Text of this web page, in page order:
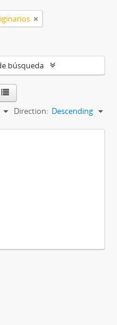
búsqueda
Direction: Descending